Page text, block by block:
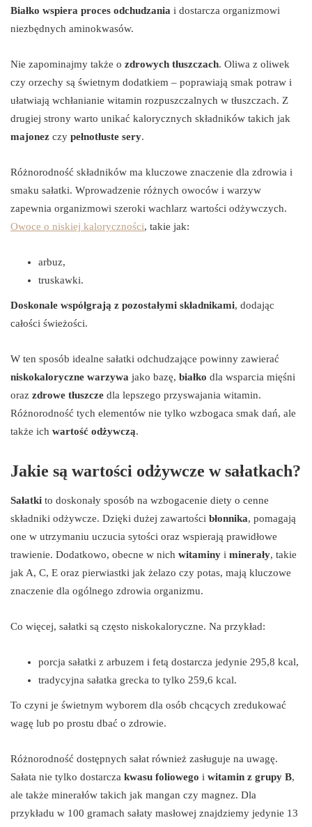
Białko wspiera proces odchudzania i dostarcza organizmowi
niezbędnych aminokwasów.
Nie zapominajmy także o zdrowych tłuszczach. Oliwa z oliwek
czy orzechy są świetnym dodatkiem – poprawiają smak potraw i
ułatwiają wchłanianie witamin rozpuszczalnych w tłuszczach. Z
drugiej strony warto unikać kalorycznych składników takich jak
majonez czy pełnotłuste sery.
Różnorodność składników ma kluczowe znaczenie dla zdrowia i
smaku sałatki. Wprowadzenie różnych owoców i warzyw
zapewnia organizmowi szeroki wachlarz wartości odżywczych.
Owoce o niskiej kaloryczności, takie jak:
arbuz,
truskawki.
Doskonale współgrają z pozostałymi składnikami, dodając
całości świeżości.
W ten sposób idealne sałatki odchudzające powinny zawierać
niskokaloryczne warzywa jako bazę, białko dla wsparcia mięśni
oraz zdrowe tłuszcze dla lepszego przyswajania witamin.
Różnorodność tych elementów nie tylko wzbogaca smak dań, ale
także ich wartość odżywczą.
Jakie są wartości odżywcze w sałatkach?
Sałatki to doskonały sposób na wzbogacenie diety o cenne
składniki odżywcze. Dzięki dużej zawartości błonnika, pomagają
one w utrzymaniu uczucia sytości oraz wspierają prawidłowe
trawienie. Dodatkowo, obecne w nich witaminy i minerały, takie
jak A, C, E oraz pierwiastki jak żelazo czy potas, mają kluczowe
znaczenie dla ogólnego zdrowia organizmu.
Co więcej, sałatki są często niskokaloryczne. Na przykład:
porcja sałatki z arbuzem i fetą dostarcza jedynie 295,8 kcal,
tradycyjna sałatka grecka to tylko 259,6 kcal.
To czyni je świetnym wyborem dla osób chcących zredukować
wagę lub po prostu dbać o zdrowie.
Różnorodność dostępnych sałat również zasługuje na uwagę.
Sałata nie tylko dostarcza kwasu foliowego i witamin z grupy B,
ale także minerałów takich jak mangan czy magnez. Dla
przykładu w 100 gramach sałaty masłowej znajdziemy jedynie 13